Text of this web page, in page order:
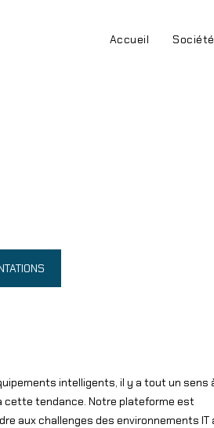
Accueil Société
intelligents, il y a tout un sens
cette tendance. Notre plateforme est
aux challenges des environnements IT